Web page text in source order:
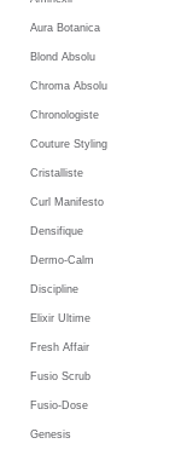
Aura Botanica
Blond Absolu
Chroma Absolu
Chronologiste
Couture Styling
Cristalliste
Curl Manifesto
Densifique
Dermo-Calm
Discipline
Elixir Ultime
Fresh Affair
Fusio Scrub
Fusio-Dose
Genesis